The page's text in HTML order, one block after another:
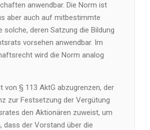
anwendbar. Die Norm ist
aber auch auf mitbestimmte
solche, deren Satzung die Bildung
vorsehen anwendbar. Im
wird die Norm analog
von § 113 AktG abzugrenzen, der
zur Festsetzung der Vergütung
den Aktionären zuweist, um
dass der Vorstand über die